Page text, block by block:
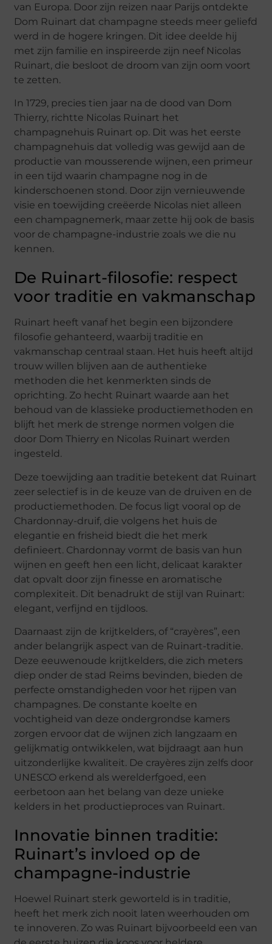
van Europa. Door zijn reizen naar Parijs ontdekte
Dom Ruinart dat champagne steeds meer geliefd
werd in de hogere kringen. Dit idee deelde hij
met zijn familie en inspireerde zijn neef Nicolas
Ruinart, die besloot de droom van zijn oom voort
te zetten.
In 1729, precies tien jaar na de dood van Dom
Thierry, richtte Nicolas Ruinart het
champagnehuis Ruinart op. Dit was het eerste
champagnehuis dat volledig was gewijd aan de
productie van mousserende wijnen, een primeur
in een tijd waarin champagne nog in de
kinderschoenen stond. Door zijn vernieuwende
visie en toewijding creëerde Nicolas niet alleen
een champagnemerk, maar zette hij ook de basis
voor de champagne-industrie zoals we die nu
kennen.
De Ruinart-filosofie: respect
voor traditie en vakmanschap
Ruinart heeft vanaf het begin een bijzondere
filosofie gehanteerd, waarbij traditie en
vakmanschap centraal staan. Het huis heeft altijd
trouw willen blijven aan de authentieke
methoden die het kenmerkten sinds de
oprichting. Zo hecht Ruinart waarde aan het
behoud van de klassieke productiemethoden en
blijft het merk de strenge normen volgen die
door Dom Thierry en Nicolas Ruinart werden
ingesteld.
Deze toewijding aan traditie betekent dat Ruinart
zeer selectief is in de keuze van de druiven en de
productiemethoden. De focus ligt vooral op de
Chardonnay-druif, die volgens het huis de
elegantie en frisheid biedt die het merk
definieert. Chardonnay vormt de basis van hun
wijnen en geeft hen een licht, delicaat karakter
dat opvalt door zijn finesse en aromatische
complexiteit. Dit benadrukt de stijl van Ruinart:
elegant, verfijnd en tijdloos.
Daarnaast zijn de krijtkelders, of “crayères”, een
ander belangrijk aspect van de Ruinart-traditie.
Deze eeuwenoude krijtkelders, die zich meters
diep onder de stad Reims bevinden, bieden de
perfecte omstandigheden voor het rijpen van
champagnes. De constante koelte en
vochtigheid van deze ondergrondse kamers
zorgen ervoor dat de wijnen zich langzaam en
gelijkmatig ontwikkelen, wat bijdraagt aan hun
uitzonderlijke kwaliteit. De crayères zijn zelfs door
UNESCO erkend als werelderfgoed, een
eerbetoon aan het belang van deze unieke
kelders in het productieproces van Ruinart.
Innovatie binnen traditie:
Ruinart’s invloed op de
champagne-industrie
Hoewel Ruinart sterk geworteld is in traditie,
heeft het merk zich nooit laten weerhouden om
te innoveren. Zo was Ruinart bijvoorbeeld een van